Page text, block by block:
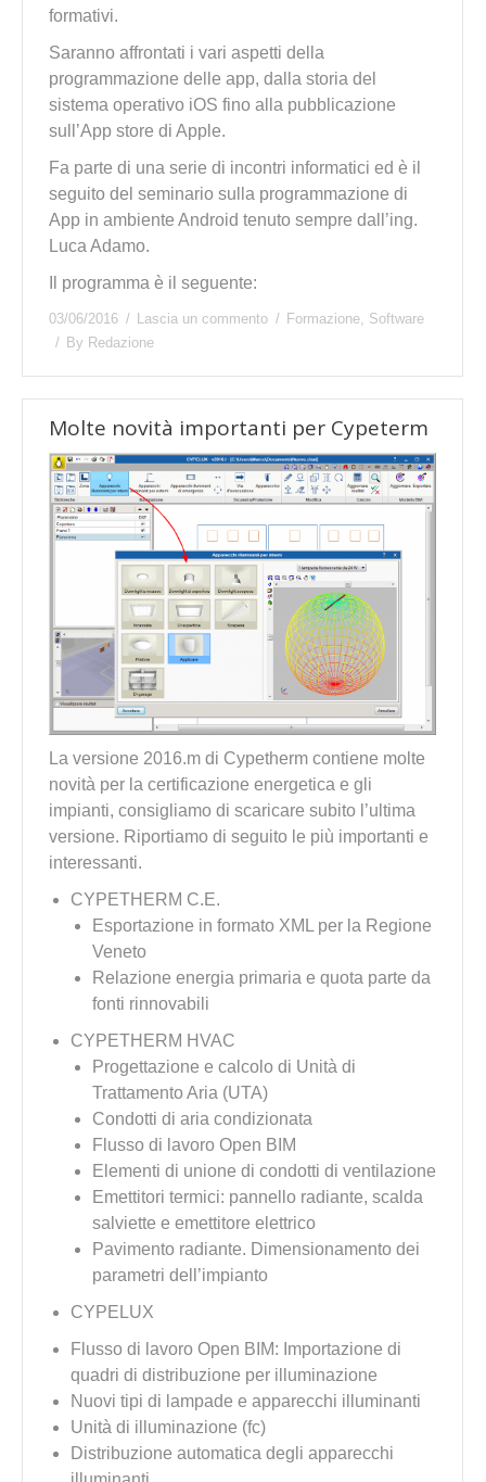
formativi.
Saranno affrontati i vari aspetti della
programmazione delle app, dalla storia del
sistema operativo iOS fino alla pubblicazione
sull’App store di Apple.
Fa parte di una serie di incontri informatici ed è il
seguito del seminario sulla programmazione di
App in ambiente Android tenuto sempre dall’ing.
Luca Adamo.
Il programma è il seguente:
03/06/2016 Lascia un commento Formazione, Software
By Redazione
Molte novità importanti per Cypeterm
La versione 2016.m di Cypetherm contiene molte
novità per la certificazione energetica e gli
impianti, consigliamo di scaricare subito l’ultima
versione. Riportiamo di seguito le più importanti e
interessanti.
CYPETHERM C.E.
Esportazione in formato XML per la Regione
Veneto
Relazione energia primaria e quota parte da
fonti rinnovabili
CYPETHERM HVAC
Progettazione e calcolo di Unità di
Trattamento Aria (UTA)
Condotti di aria condizionata
Flusso di lavoro Open BIM
Elementi di unione di condotti di ventilazione
Emettitori termici: pannello radiante, scalda
salviette e emettitore elettrico
Pavimento radiante. Dimensionamento dei
parametri dell’impianto
CYPELUX
Flusso di lavoro Open BIM: Importazione di
quadri di distribuzione per illuminazione
Nuovi tipi di lampade e apparecchi illuminanti
Unità di illuminazione (fc)
Distribuzione automatica degli apparecchi